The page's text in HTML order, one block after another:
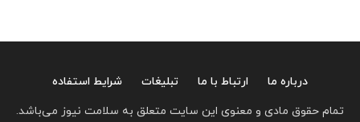
درباره ما ارتباط با ما تبلیغات
شرایط استفاده
تمام حقوق مادی و معنوی این سایت متعلق به سلامت نیوز می‌باشد.